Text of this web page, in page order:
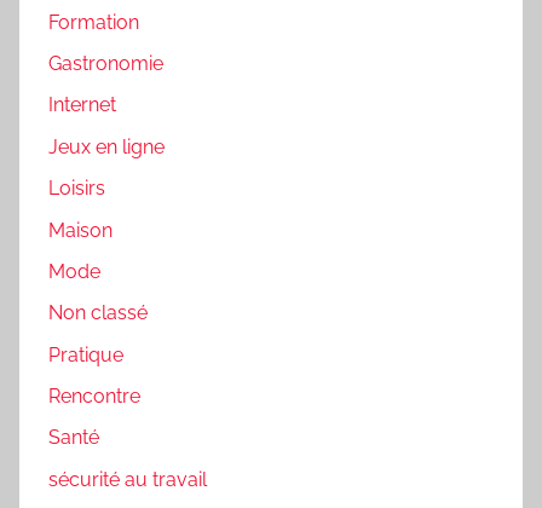
Formation
Gastronomie
Internet
Jeux en ligne
Loisirs
Maison
Mode
Non classé
Pratique
Rencontre
Santé
sécurité au travail